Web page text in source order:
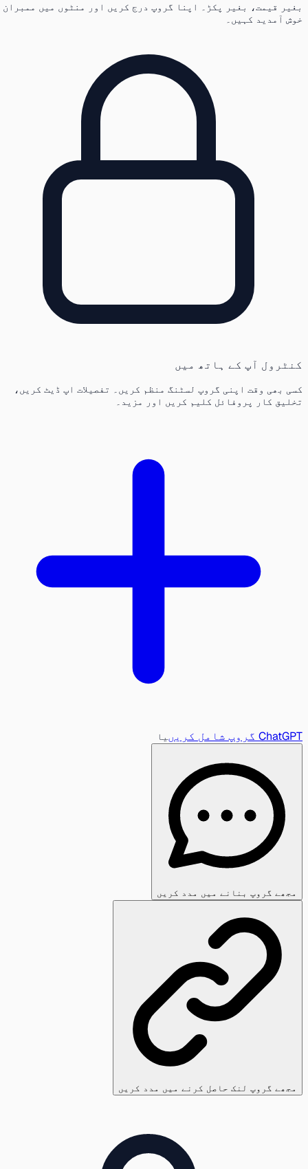
بغیر قیمت، بغیر پکڑ۔ اپنا گروپ درج کریں اور منٹوں میں ممبران
خوش آمدید کہیں۔
کنٹرول آپ کے ہاتھ میں
کسی بھی وقت اپنی گروپ لسٹنگ منظم کریں۔ تفصیلات اپ ڈیٹ کریں،
تخلیق کار پروفائل کلیم کریں اور مزید۔
ChatGPT گروپ شامل کریں یا
مجھے گروپ بنانے میں مدد کریں
مجھے گروپ لنک حاصل کرنے میں مدد کریں